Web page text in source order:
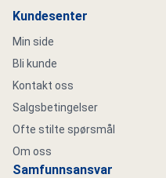
Kundesenter
Min side
Bli kunde
Kontakt oss
Salgsbetingelser
Ofte stilte spørsmål
Om oss
Samfunnsansvar